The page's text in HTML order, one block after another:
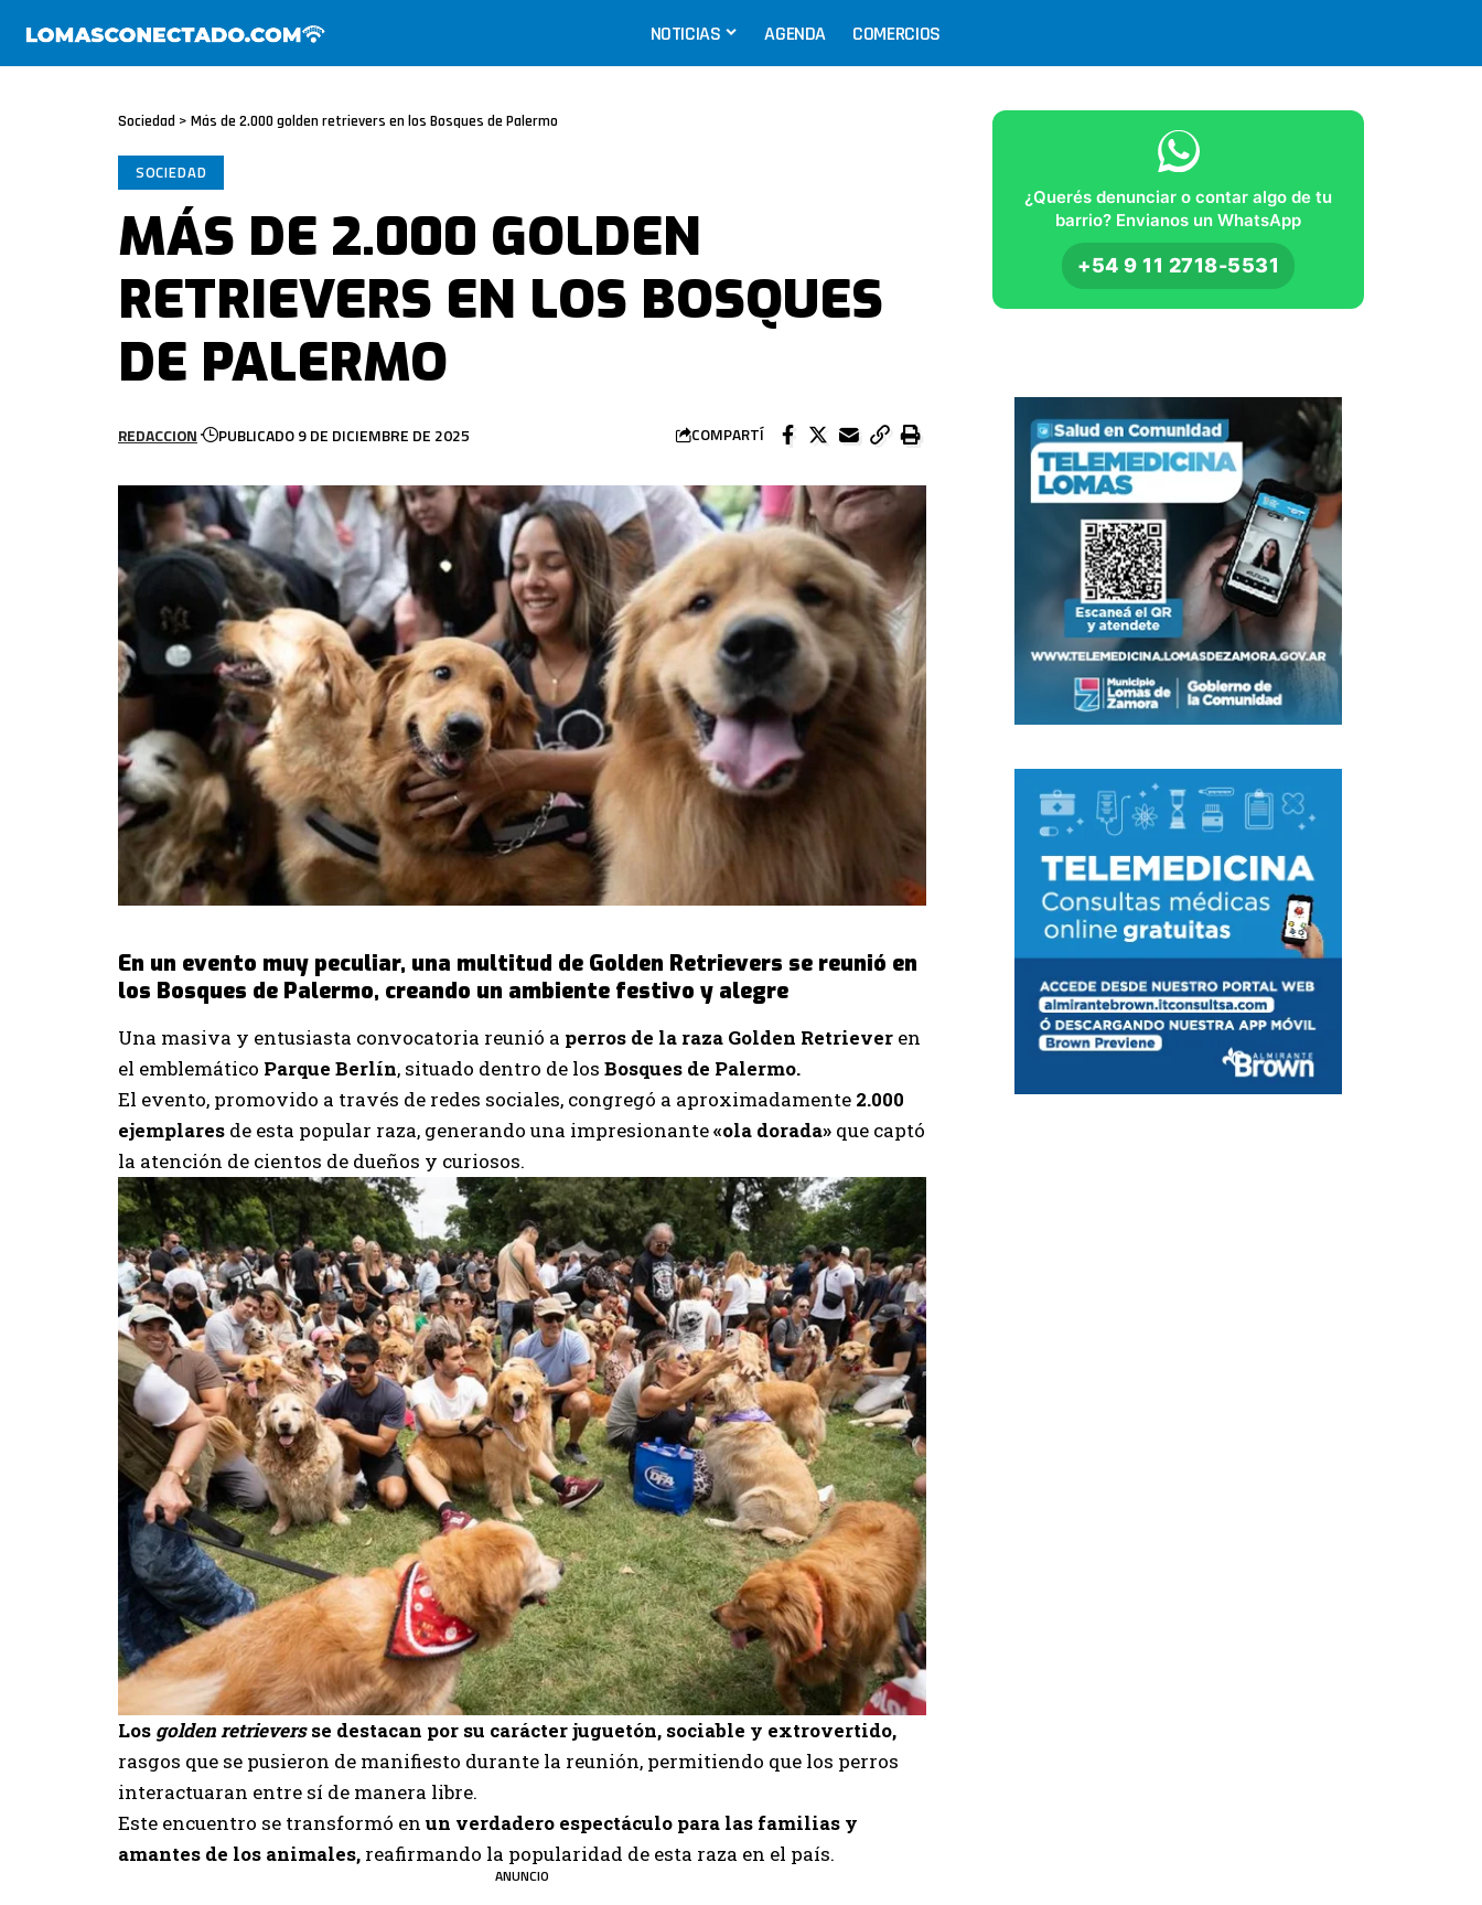
NOTICIAS AGENDA COMERCIOS
Sociedad > Más de 2.000 golden retrievers en los Bosques de Palermo
SOCIEDAD
MÁS DE 2.000 GOLDEN
RETRIEVERS EN LOS BOSQUES
DE PALERMO
REDACCION PUBLICADO 9 DE DICIEMBRE DE 2025 COMPARTÍ
En un evento muy peculiar, una multitud de Golden Retrievers se reunió en
los Bosques de Palermo, creando un ambiente festivo y alegre
Una masiva y entusiasta convocatoria reunió a perros de la raza Golden Retriever en
el emblemático Parque Berlín, situado dentro de los Bosques de Palermo.
El evento, promovido a través de redes sociales, congregó a aproximadamente 2.000
ejemplares de esta popular raza, generando una impresionante«ola dorada» que captó
la atención de cientos de dueños y curiosos.
Los golden retrieversse destacan por su carácter juguetón, sociable y extrovertido,
rasgos que se pusieron de manifiesto durante la reunión, permitiendo que los perros
interactuaran entre sí de manera libre.
Este encuentro se transformó en un verdadero espectáculo para las familias y
amantes de los animales, reafirmando la popularidad de esta raza en el país.
ANUNCIO
¿Querés denunciar o contar algo de tu
barrio? Envianos un WhatsApp
+54 9 11 2718-5531